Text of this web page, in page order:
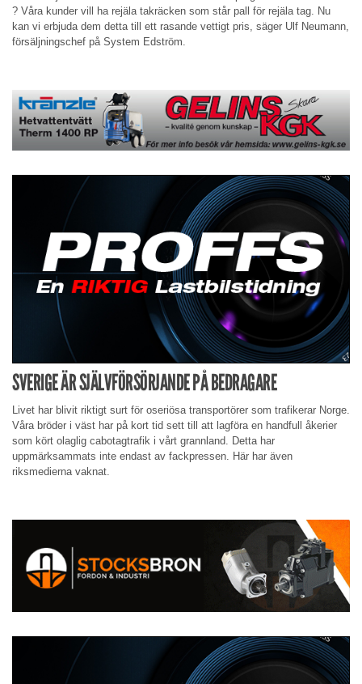
? Våra kunder vill ha rejäla takräcken som står pall för rejäla tag. Nu
kan vi erbjuda dem detta till ett rasande vettigt pris, säger Ulf Neumann,
försäljningschef på System Edström.
SVERIGE ÄR SJÄLVFÖRSÖRJANDE PÅ BEDRAGARE
Livet har blivit riktigt surt för oseriösa transportörer som trafikerar Norge.
Våra bröder i väst har på kort tid sett till att lagföra en handfull åkerier
som kört olaglig cabotagtrafik i vårt grannland. Detta har
uppmärksammats inte endast av fackpressen. Här har även
riksmedierna vaknat.